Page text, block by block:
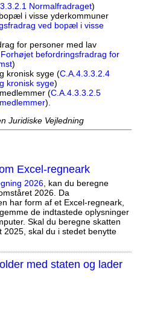
Normalfradraget)
i visse yderkommuner
ved bopæl i visse
for personer med lav
befordringsfradrag for
)
kronisk syge (C.A.4.3.3.2.4
kronisk syge)
(C.A.4.3.3.2.5
).
Juridiske Vejledning
Excel-regneark
2026, kan du beregne
2026. Da
har form af et Excel-regneark,
de indtastede oplysninger
Skal du beregne skatten
2025, skal du i stedet benytte
med staten og lader